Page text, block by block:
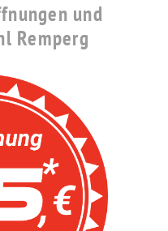
und
Remperg